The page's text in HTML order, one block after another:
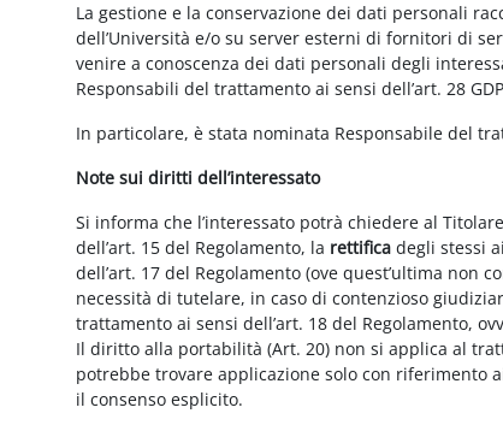
La gestione e la conservazione dei dati personali
dell’Università e/o su server esterni di fornitori di
venire a conoscenza dei dati personali degli
Responsabili del trattamento ai sensi dell’art. 28
In particolare, è stata nominata Responsabile del
Note sui diritti dell’interessato
Si informa che l’interessato potrà chiedere al
dell’art. 15 del Regolamento, la rettificadegli stessi
dell’art. 17 del Regolamento (ove quest’ultima non
necessità di tutelare, in caso di contenzioso
trattamento ai sensi dell’art. 18 del Regolamento,
Il diritto alla portabilità (Art. 20) non si applica al
potrebbe trovare applicazione solo con
il consenso esplicito.